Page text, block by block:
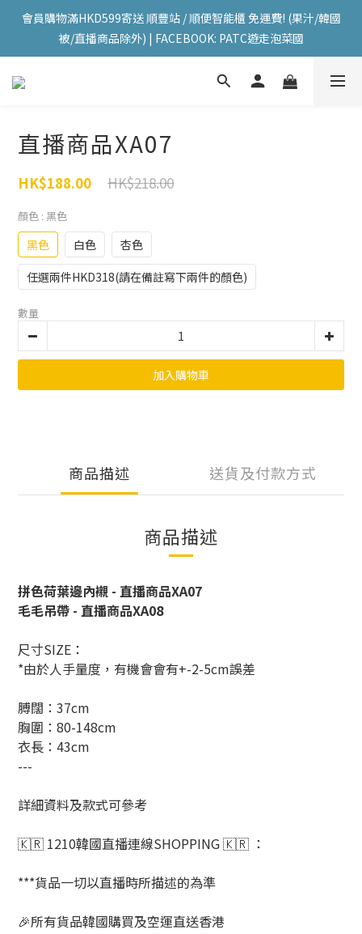
會員購物滿HKD599寄送 順豐站 / 順便智能櫃 免運費! (果汁/韓國
被/直播商品除外) | FACEBOOK: PATC遊走泡菜國
會員購物滿HKD599寄送 順豐站 / 順便智能櫃 免運費! (果汁/韓國
被/直播商品除外) | FACEBOOK: PATC遊走泡菜國
每星期韓國直送香港 🇰🇷🛫🇭🇰  | 即加IG留意最新優惠! ID:
會員購物滿HKD599寄送 順豐站 / 順便智能櫃 免運費! (果汁/韓國
被/直播商品除外) | FACEBOOK: PATC遊走泡菜國
直播商品XA07
HK$218.00
HK$188.00
顏色 : 黑色
黑色 白色
杏色
任選兩件HKD318(請在備註寫下兩件的顏色)
數量
加入購物車
商品描述 送貨及付款方式
商品描述
拼色荷葉邊內襯 - 直播商品XA07
毛毛吊帶 - 直播商品XA08
尺寸SIZE：
*由於人手量度，有機會會有+-2-5cm誤差
膊闊：37cm
胸圍：80-148cm
衣長：43cm
---
詳細資料及款式可參考
🇰🇷 1210韓國直播連線SHOPPING 🇰🇷 ：
***貨品一切以直播時所描述的為準
🎉所有貨品韓國購買及空運直送香港